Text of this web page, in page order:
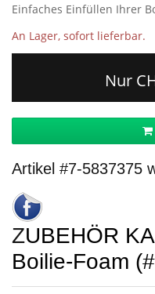
Einfaches Einfüllen Ihrer
An Lager, sofort lieferbar.
Nur
Artikel #7-5837375
ZUBEHÖR KARPFEN PVA,
Boilie-Foam